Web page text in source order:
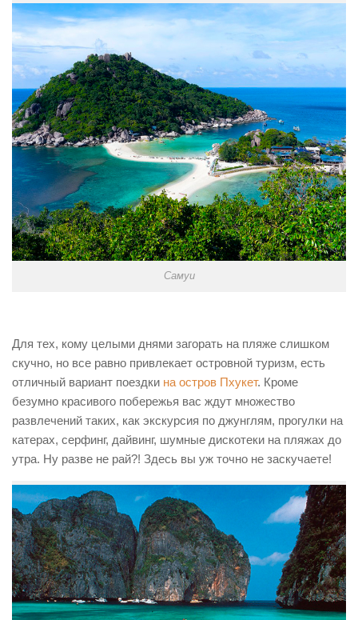
Самуи
Для тех, кому целыми днями загорать на пляже слишком
скучно, но все равно привлекает островной туризм, есть
отличный вариант поездки на остров Пхукет. Кроме
безумно красивого побережья вас ждут множество
развлечений таких, как экскурсия по джунглям, прогулки на
катерах, серфинг, дайвинг, шумные дискотеки на пляжах до
утра. Ну разве не рай?! Здесь вы уж точно не заскучаете!